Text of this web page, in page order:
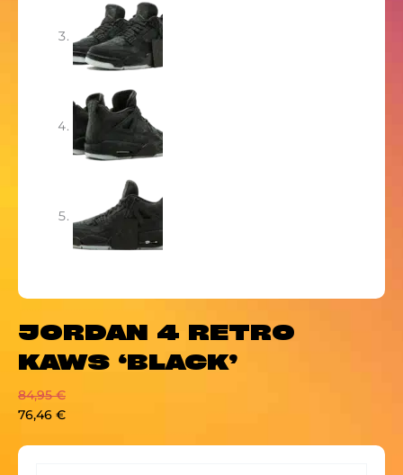
JORDAN 4 RETRO
KAWS ‘BLACK’
84,95€
76,46 €